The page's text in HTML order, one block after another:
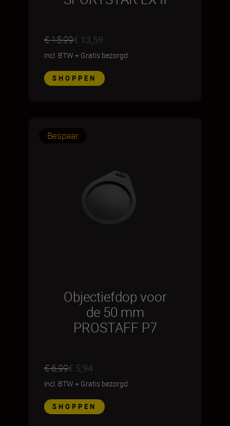
€ 15,99€ 13,59
incl. BTW + Gratis bezorgd
SHOPPEN
Bespaar
Objectiefdop voor
de 50 mm
PROSTAFF P7
€ 6,99€ 5,94
incl. BTW + Gratis bezorgd
SHOPPEN